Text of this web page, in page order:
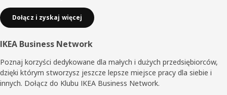
Dołącz i zyskaj więcej
IKEA Business Network
Poznaj korzyści dedykowane dla małych i dużych przedsiębiorców,
dzięki którym stworzysz jeszcze lepsze miejsce pracy dla siebie i
innych. Dołącz do Klubu IKEA Business Network.